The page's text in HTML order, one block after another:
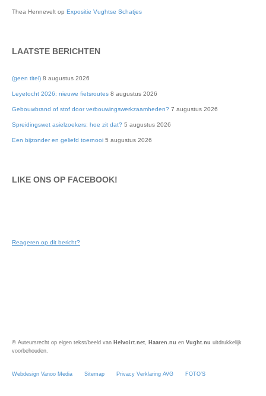
Thea Hennevelt op Expositie Vughtse Schatjes
LAATSTE BERICHTEN
(geen titel) 8 augustus 2026
Leyetocht 2026: nieuwe fietsroutes 8 augustus 2026
Gebouwbrand of stof door verbouwingswerkzaamheden? 7 augustus 2026
Spreidingswet asielzoekers: hoe zit dat? 5 augustus 2026
Een bijzonder en geliefd toernooi 5 augustus 2026
LIKE ONS OP FACEBOOK!
Reageren op dit bericht?
© Auteursrecht op eigen tekst/beeld van Helvoirt.net Haaren.nu en Vught.nu uitdrukkelijk
voorbehouden.
Webdesign Vanoo Media Sitemap Privacy Verklaring AVG FOTO’S